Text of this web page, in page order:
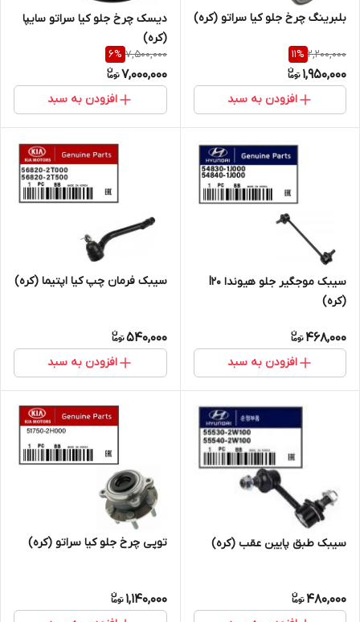
بلبرینگ چرخ جلو کیا سراتو (کره)
2,200,000
11%
1,950,000
افزودن به سبد
دیسک چرخ جلو کیا سراتو سایپا
(کره)
7,500,000
6%
7,000,000
افزودن به سبد
سیبک موجگیر جلو هیوندا I20
(کره)
468,000
افزودن به سبد
سیبک فرمان چپ کیا اپتیما (کره)
540,000
افزودن به سبد
سیبک طبق پایین عقب (کره)
480,000
توپی چرخ جلو کیا سراتو (کره)
1,140,000